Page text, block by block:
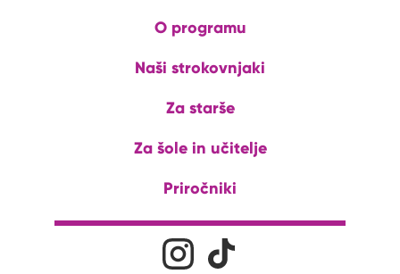
O programu
Naši strokovnjaki
Za starše
Za šole in učitelje
Priročniki
Družabna omrežjaNa naš Instagram profil